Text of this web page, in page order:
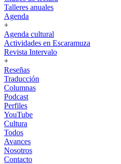
Talleres anuales
Agenda
+
Agenda cultural
Actividades en Escaramuza
Revista Intervalo
+
Reseñas
Traducción
Columnas
Podcast
Perfiles
YouTube
Cultura
Todos
Avances
Nosotros
Contacto